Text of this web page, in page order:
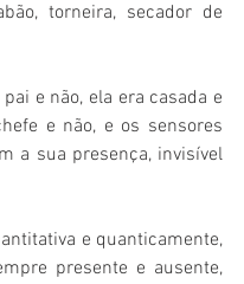
torneira, secador de
e não, ela era casada e
e não, e os sensores
a sua presença, invisível
e quanticamente,
presente e ausente,